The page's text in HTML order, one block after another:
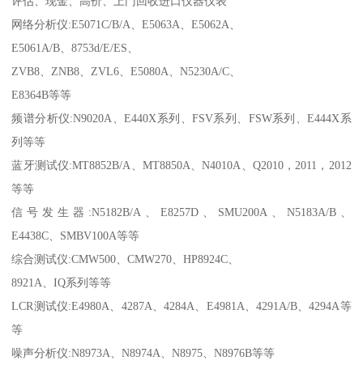
网络分析仪:E5071C/B/A、E5063A、E5062A、
E5061A/B、8753d/E/ES、
ZVB8、ZNB8、ZVL6、E5080A、N5230A/C、
E8364B等等
频谱分析仪:N9020A、E440X系列、FSV系列、FSW系列、E444X系
列等等
蓝牙测试仪:MT8852B/A、MT8850A、N4010A、Q2010，2011，2012
等等
信号发生器:N5182B/A、E8257D、SMU200A、N5183A/B、
E4438C、SMBV100A等等
综合测试仪:CMW500、CMW270、HP8924C、
8921A、IQ系列等等
LCR测试仪:E4980A、4287A、4284A、E4981A、4291A/B、4294A等
等
噪声分析仪:N8973A、N8974A、N8975、N8976B等等